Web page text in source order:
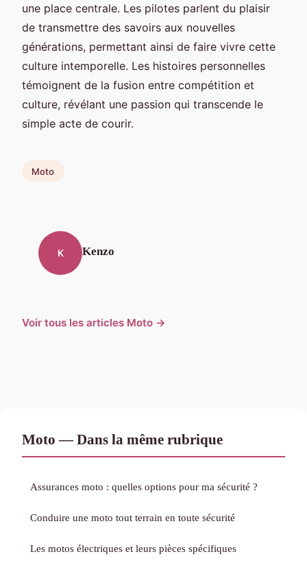
une place centrale. Les pilotes parlent du plaisir
de transmettre des savoirs aux nouvelles
générations, permettant ainsi de faire vivre cette
culture intemporelle. Les histoires personnelles
témoignent de la fusion entre compétition et
culture, révélant une passion qui transcende le
simple acte de courir.
Moto
K Kenzo
Voir tous les articles Moto →
Moto — Dans la même rubrique
Assurances moto : quelles options pour ma sécurité ?
Conduire une moto tout terrain en toute sécurité
Les motos électriques et leurs pièces spécifiques